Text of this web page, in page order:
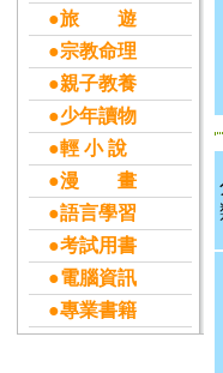
●旅 遊
●宗教命理
●親子教養
●少年讀物
●輕 小 說
●漫 畫
●語言學習
●考試用書
●電腦資訊
●專業書籍